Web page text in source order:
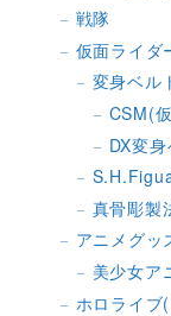
戦隊
仮面ライダ
変身ベル
CSM(
DX変
真骨彫製
アニメグッ
美少女ア
ホロライブ